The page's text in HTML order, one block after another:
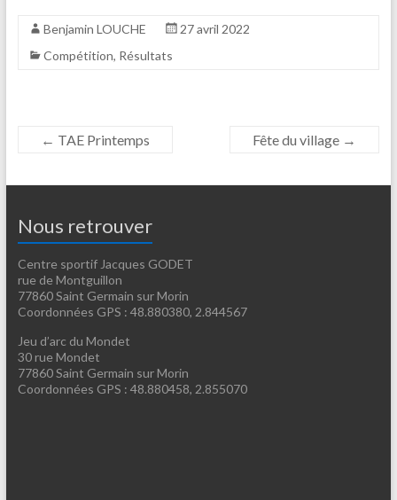
Benjamin LOUCHE
27 avril 2022
Compétition, Résultats
← TAE Printemps Fête du village →
Nous retrouver
Centre sportif Jacques GODET
rue de Montguillon
77860 Saint Germain sur Morin
Coordonnées GPS : 48.880380, 2.844567
Jeu d’arc du Mondet
30 rue Mondet
77860 Saint Germain sur Morin
Coordonnées GPS : 48.880458, 2.855070